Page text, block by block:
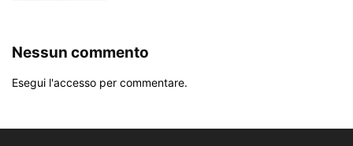
Nessun commento
Esegui l'accesso per commentare.